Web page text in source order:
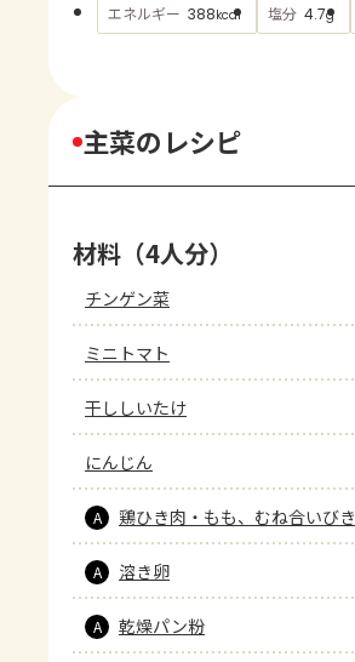
エネルギー 388kcal 塩分 4.7g
主菜のレシピ
材料（4人分）
チンゲン菜
ミニトマト
干ししいたけ
にんじん
A 鶏ひき肉・もも、むね合いびき
A 溶き卵
A 乾燥パン粉